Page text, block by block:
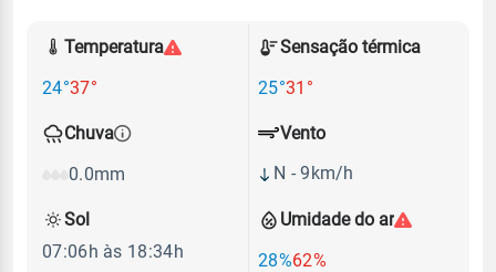
Temperatura
24°37°
Sensação térmica
25°31°
Chuva
0.0mm
Umidade do ar
28%62%
Vento
N - 9km/h
Sol
07:06h às 18:34h